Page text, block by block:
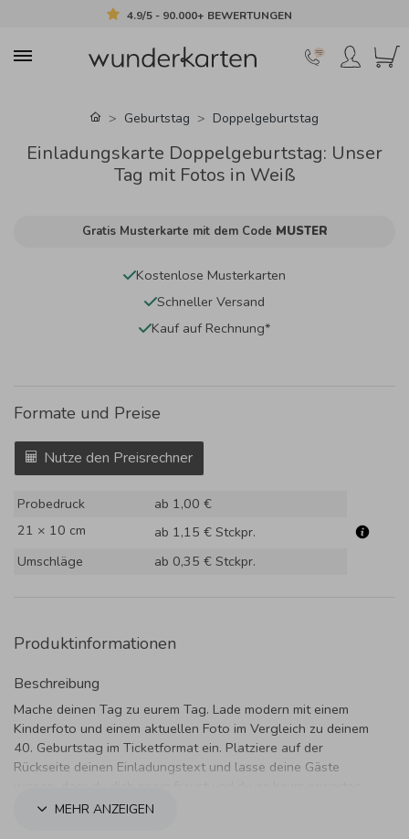
4.9/5 - 90.000+ BEWERTUNGEN
Geburtstag Doppelgeburtstag
Einladungskarte Doppelgeburtstag: Unser
Tag mit Fotos in Weiß
Gratis Musterkarte mit dem Code MUSTER
Kostenlose Musterkarten
Schneller Versand
Kauf auf Rechnung*
Formate und Preise
Nutze den Preisrechner
Probedruck
ab 1,00 €
21 × 10 cm
ab 1,15 € Stckpr.
Umschläge
ab 0,35 € Stckpr.
Produktinformationen
Beschreibung
Mache deinen Tag zu eurem Tag. Lade modern mit einem
Kinderfoto und einem aktuellen Foto im Vergleich zu deinem
40. Geburtstag im Ticketformat ein. Platziere auf der
Rückseite deinen Einladungstext und lasse deine Gäste
kannst.MEHR ANZEIGEN